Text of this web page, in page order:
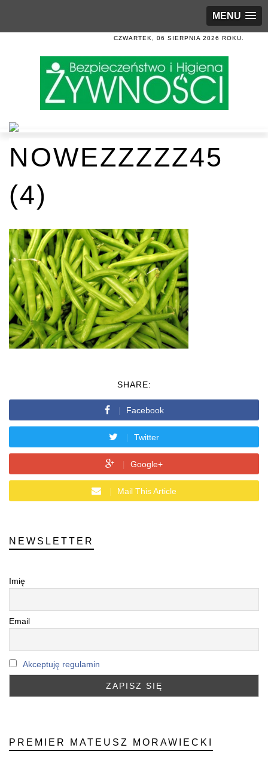
MENU
CZWARTEK, 06 SIERPNIA 2026 ROKU.
NOWEZZZZZ45
(4)
SHARE:
Facebook
Twitter
Google+
Mail This Article
NEWSLETTER
Imię
Email
Akceptuję regulamin
PREMIER MATEUSZ MORAWIECKI